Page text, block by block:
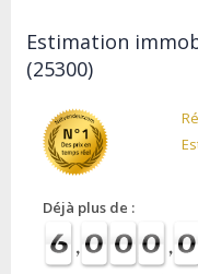
Estimation
(25300)
Déjà plus de :